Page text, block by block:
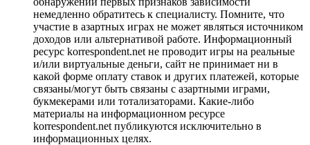
немедленно обратитесь к специалисту. Помните, что
участие в азартных играх не может являться источником
доходов или альтернативой работе. Информационный
ресурс korrespondent.net не проводит игры на реальные
и/или виртуальные деньги, сайт не принимает ни в
какой форме оплату ставок и других платежей, которые
связаны/могут быть связаны с азартными играми,
букмекерами или тотализаторами. Какие-либо
материалы на информационном ресурсе
korrespondent.net публикуются исключительно в
информационных целях.